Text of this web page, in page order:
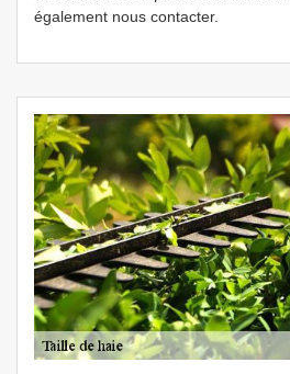
également nous contacter.